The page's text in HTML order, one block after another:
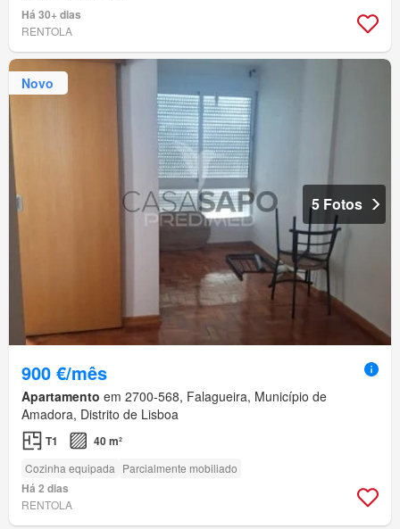
Há 30+ dias
RENTOLA
Novo
5 Fotos
900 €/mês
Apartamento em 2700-568, Falagueira, Município de
Amadora, Distrito de Lisboa
T1 40 m²
Cozinha equipada Parcialmente mobiliado
Há 2 dias
RENTOLA